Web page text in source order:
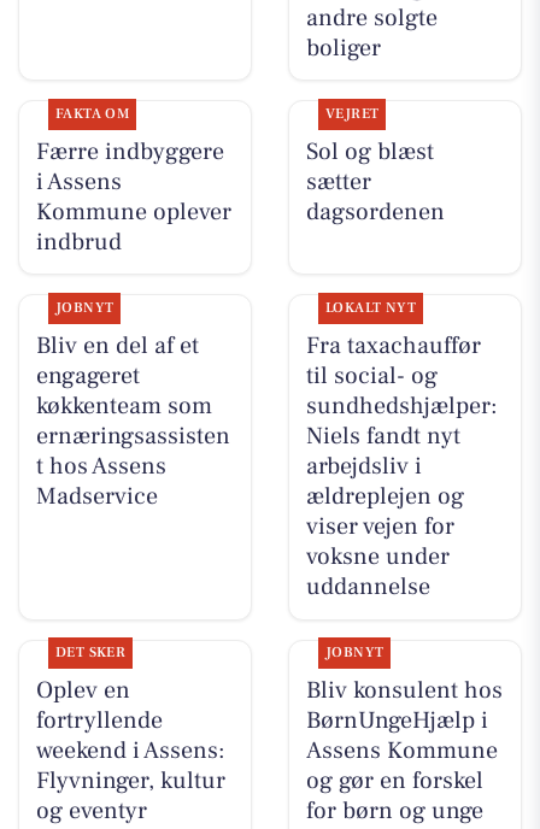
andre solgte
boliger
FAKTA OM
Færre indbyggere
i Assens
Kommune oplever
indbrud
VEJRET
Sol og blæst
sætter
dagsordenen
JOBNYT
Bliv en del af et
engageret
køkkenteam som
ernæringsassisten
t hos Assens
Madservice
LOKALT NYT
Fra taxachauffør
til social- og
sundhedshjælper:
Niels fandt nyt
arbejdsliv i
ældreplejen og
viser vejen for
voksne under
uddannelse
DET SKER
Oplev en
fortryllende
weekend i Assens:
Flyvninger, kultur
og eventyr
JOBNYT
Bliv konsulent hos
BørnUngeHjælp i
Assens Kommune
og gør en forskel
for børn og unge